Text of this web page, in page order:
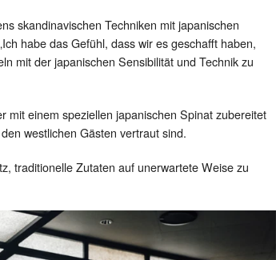
skandinavischen Techniken mit japanischen
habe das Gefühl, dass wir es geschafft haben,
mit der japanischen Sensibilität und Technik zu
mit einem speziellen japanischen Spinat zubereitet
westlichen Gästen vertraut sind.
traditionelle Zutaten auf unerwartete Weise zu